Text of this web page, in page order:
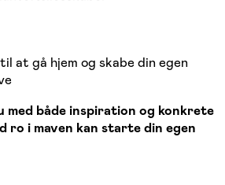
at gå hjem og skabe din egen
både inspiration og konkrete
ro i maven kan starte din egen